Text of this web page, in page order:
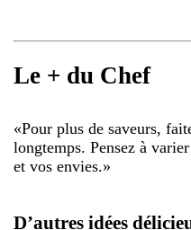
Le + du Chef
«Pour plus de saveurs,
longtemps. Pensez à
et vos envies.»
D’autres idées